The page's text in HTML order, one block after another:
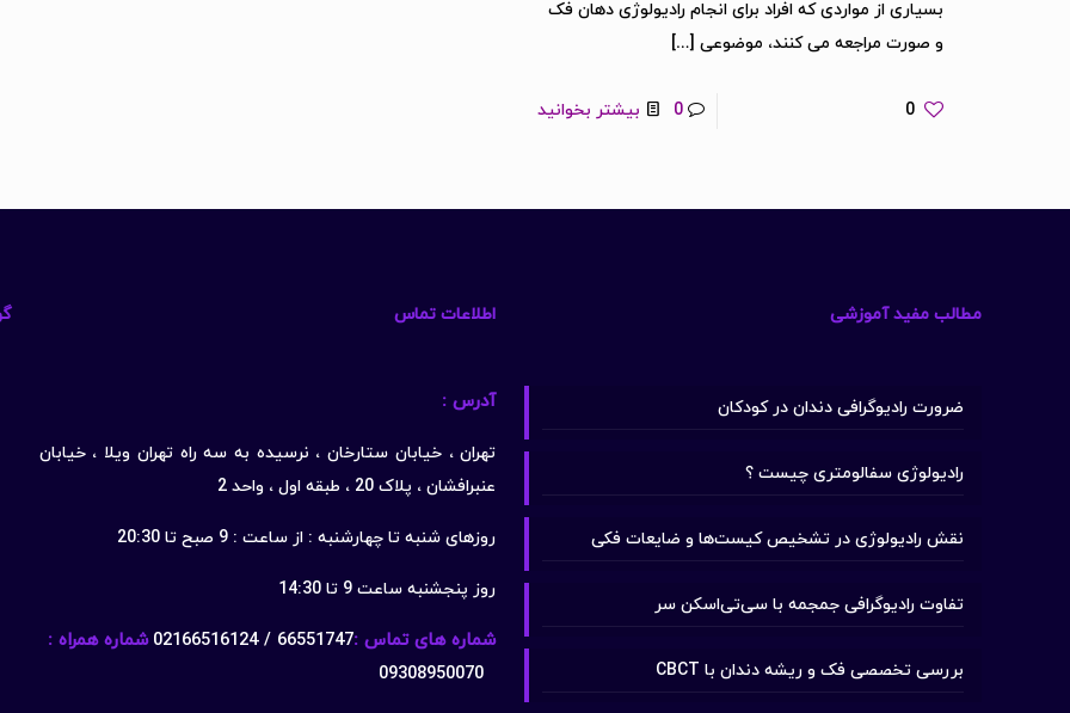
بسیاری از مواردی که افراد برای انجام رادیولوژی دهان فک
و صورت مراجعه می کنند، موضوعی[…]
0
0 بیشتر بخوانید
مطالب مفید آموزشی
ضرورت رادیوگرافی دندان در کودکان
رادیولوژی سفالومتری چیست ؟
نقش رادیولوژی در تشخیص کیست‌ها و ضایعات فکی
تفاوت رادیوگرافی جمجمه با سی‌تی‌اسکن سر
بررسی تخصصی فک و ریشه دندان با CBCT
اطلاعات تماس
آدرس :
تهران ، خیابان ستارخان ، نرسیده به سه راه تهران ویلا ، خیابان
عنبرافشان ، پلاک 20 ، طبقه اول ، واحد 2
روزهای شنبه تا چهارشنبه : از ساعت : 9 صبح تا 20:30
روز پنجشنبه ساعت 9 تا 14:30
شماره های تماس :66551747 / 02166516124
شماره همراه :
09308950070